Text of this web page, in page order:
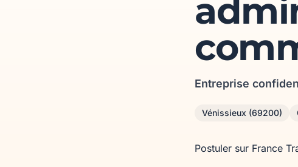
Entreprise
Vénissieux (69200)
Postuler sur France